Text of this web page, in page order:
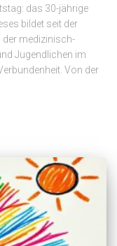
das 30-jährige
bildet seit der
der medizinisch-
Jugendlichen im
Von der